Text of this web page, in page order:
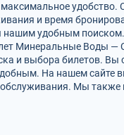
и время
нашим удобным
Минеральные Воды —
и выбора билетов. Вы
На нашем
Мы